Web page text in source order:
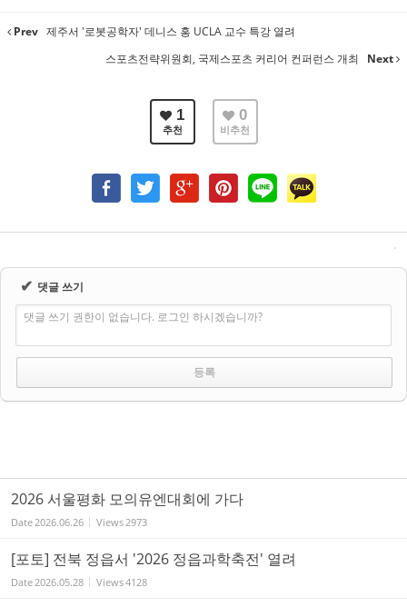
Prev 제주서 '로봇공학자' 데니스 홍 UCLA 교수 특강 열려
스포츠전략위원회, 국제스포츠 커리어 컨퍼런스 개최
Next
1
추천
0
비추천
✔ 댓글 쓰기
댓글 쓰기 권한이 없습니다. 로그인 하시겠습니까?
2026 서울평화 모의유엔대회에 가다
Date 2026.06.26 Views 2973
[포토] 전북 정읍서 '2026 정읍과학축전' 열려
Date 2026.05.28 Views4128